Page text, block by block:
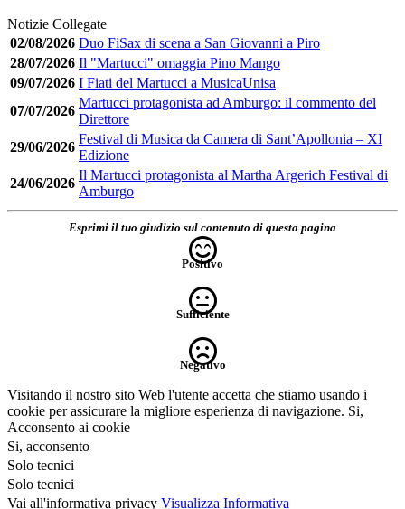
Notizie Collegate
02/08/2026 Duo FiSax di scena a San Giovanni a Piro
28/07/2026 Il "Martucci" omaggia Pino Mango
09/07/2026 I Fiati del Martucci a MusicaUnisa
07/07/2026
Martucci protagonista ad Amburgo: il commento del
Direttore
29/06/2026
Festival di Musica da Camera di Sant’Apollonia – XI
Edizione
24/06/2026
Il Martucci protagonista al Martha Argerich Festival di
Amburgo
Esprimi il tuo giudizio sul contenuto di questa pagina
Positivo
Sufficiente
Negativo
Visitando il nostro sito Web l'utente accetta che stiamo usando i
cookie per assicurare la migliore esperienza di navigazione. Si,
Acconsento ai cookie
Si, acconsento
Solo tecnici
Solo tecnici
Vai all'informativa privacy Visualizza Informativa